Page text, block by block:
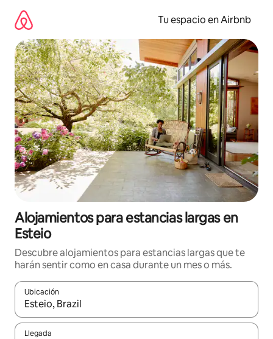
contenido
Tu espacio en Airbnb
Alojamientos para estancias largas en
Esteio
Descubre alojamientos para estancias largas que te
harán sentir como en casa durante un mes o más.
Ubicación
Cuando los resultados estén disponibles, podrás navegar
Llegada